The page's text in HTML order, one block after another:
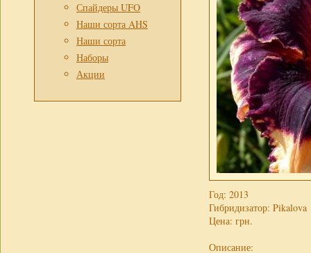
Спайдеры UFO
Наши сорта AHS
Наши сорта
Наборы
Акции
Год: 2013
Гибридизатор: Pikalova
Цена: грн.
Описание: